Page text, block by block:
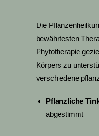
Die
bewährtesten
Phytotherapie
Körpers zu
verschiedene
Pflanzliche
abgestimmt